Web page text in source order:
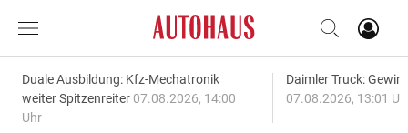
Duale Ausbildung: Kfz-Mechatronik
weiter Spitzenreiter 07.08.2026, 14:00
Uhr
Daimler Truck:
07.08.2026, 13:01